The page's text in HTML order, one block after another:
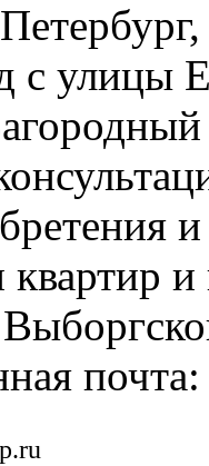
улицы
и